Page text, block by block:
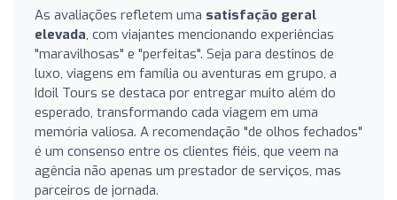
As avaliações refletem uma satisfação geral
elevada, com viajantes mencionando experiências
"maravilhosas" e "perfeitas". Seja para destinos de
luxo, viagens em família ou aventuras em grupo, a
Idoil Tours se destaca por entregar muito além do
esperado, transformando cada viagem em uma
memória valiosa. A recomendação "de olhos fechados"
é um consenso entre os clientes fiéis, que veem na
agência não apenas um prestador de serviços, mas
parceiros de jornada.